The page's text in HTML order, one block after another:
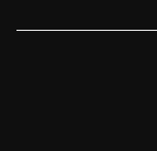
Спасаем.
достичь цели в